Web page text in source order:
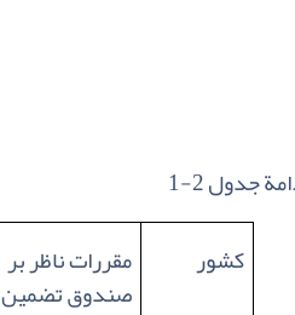
جدول 2-1
کشور
مقررات ناظر بر
صندوق تضمین